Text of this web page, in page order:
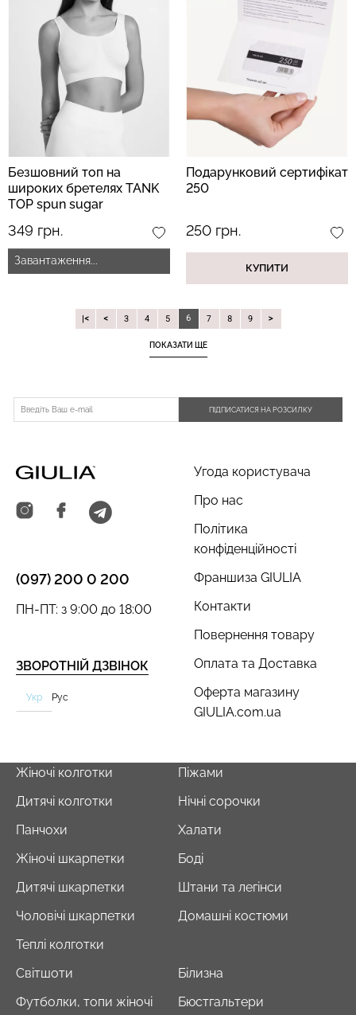
Безшовний топ на
широких бретелях TANK
TOP spun sugar
349 грн.
Завантаження...
Подарунковий сертифікат
250
250 грн.
КУПИТИ
ПОКАЗАТИ ЩЕ
| 3 4 5 6 7 8 9
ПІДПИСАТИСЯ НА РОЗСИЛКУ
Угода користувача
Про нас
Політика
конфіденційності
Франшиза GIULIA
Контакти
Повернення товару
Оплата та Доставка
Оферта магазину
GIULIA.com.ua
(097) 200 0 200
ЗВОРОТНІЙ ДЗВІНОК
ПН-ПТ: з 9:00 до 18:00
Укр Рус
Жіночі колготки
Дитячі колготки
Панчохи
Жіночі шкарпетки
Дитячі шкарпетки
Чоловічі шкарпетки
Теплі колготки
Піжами
Нічні сорочки
Халати
Боді
Штани та легінси
Домашні костюми
Світшоти
Футболки, топи жіночі
Білизна
Бюстгальтери